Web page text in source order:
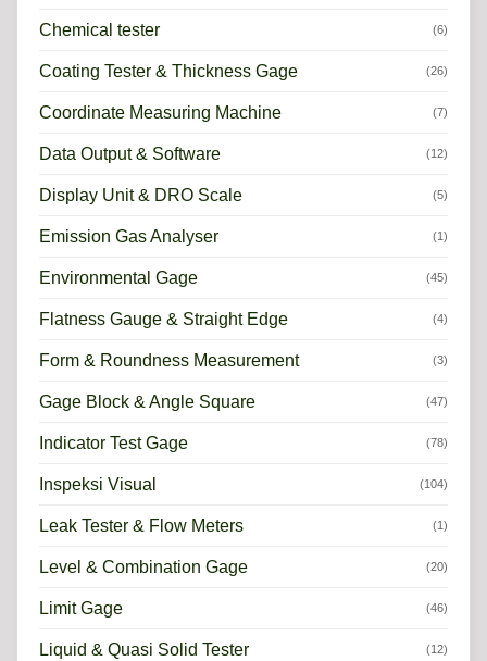
Chemical tester (6)
Coating Tester & Thickness Gage (26)
Coordinate Measuring Machine (7)
Data Output & Software (12)
Display Unit & DRO Scale (5)
Emission Gas Analyser (1)
Environmental Gage (45)
Flatness Gauge & Straight Edge (4)
Form & Roundness Measurement (3)
Gage Block & Angle Square (47)
Indicator Test Gage (78)
Inspeksi Visual (104)
Leak Tester & Flow Meters (1)
Level & Combination Gage (20)
Limit Gage (46)
Liquid & Quasi Solid Tester (12)